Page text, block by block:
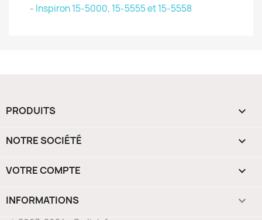
- Inspiron 15-5000, 15-5555 et 15-5558
PRODUITS 
NOTRE SOCIÉTÉ 
VOTRE COMPTE 
INFORMATIONS keyboard_arrow_down